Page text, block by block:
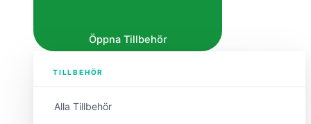
Öppna Tillbehör
TILLBEHÖR
Alla Tillbehör